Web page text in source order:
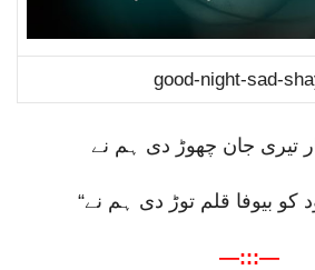
good-night-sad-
تیری جان چھوڑ دی ہم نے
“کو بیوفا قلم توڑ دی ہم نے
—:::—